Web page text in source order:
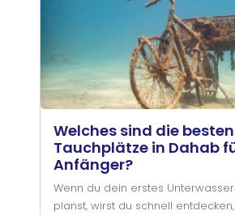
Welches sind die besten
Tauchplätze in Dahab
Anfänger?
Wenn du dein erstes
planst, wirst du schnell